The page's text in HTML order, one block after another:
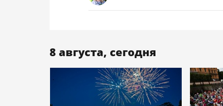
8 августа, сегодня